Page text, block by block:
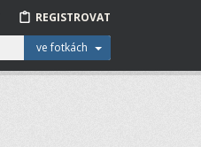
ve fotkách
REGISTROVAT